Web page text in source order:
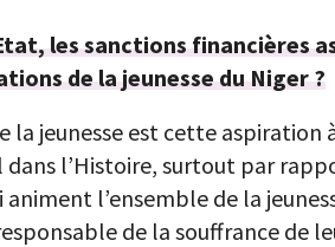
les sanctions financières
de la jeunesse du Niger ?
la jeunesse est cette aspiration
dans l’Histoire, surtout par
l’ensemble de la
de la souffrance de